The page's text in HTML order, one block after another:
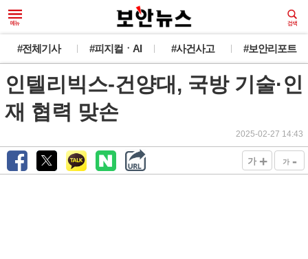
#전체기사 #피지컬ㆍAI #사건사고 #보안리포트
인텔리빅스-건양대, 국방 기술·인
재 협력 맞손
2025-02-27 14:43
가 + 가 -